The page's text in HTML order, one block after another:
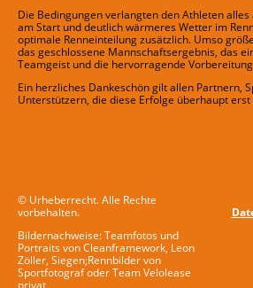
Die Bedingungen verlangten den Athleten
am Start und deutlich wärmeres Wetter im
optimale Renneinteilung zusätzlich. Umso
das geschlossene Mannschaftsergebnis, das
Teamgeist und die hervorragende
Ein herzliches Dankeschön gilt allen Partnern,
Unterstützern, die diese Erfolge überhaupt
© Urheberrecht. Alle Rechte
vorbehalten.
Bildernachweise: Teamfotos und
Portraits von Cleanframework, Leon
Zöller, Siegen;Rennbilder von
Sportfotograf oder Team Velolease
privat